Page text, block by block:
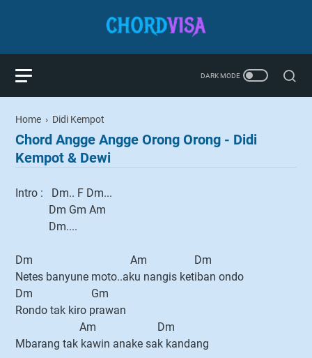
Home › Didi Kempot
Chord Angge Angge Orong Orong - Didi
Kempot & Dewi
Intro : Dm.. F Dm...
Dm Gm Am
Dm....
Dm Am Dm
Netes banyune moto..aku nangis ketiban ondo
Dm Gm
Rondo tak kiro prawan
Am Dm
Mbarang tak kawin anake sak kandang